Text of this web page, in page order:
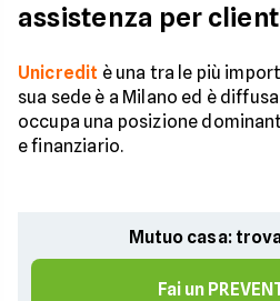
assistenza per
Unicredit è una tra le più
sua sede è a Milano ed è
occupa una posizione
e finanziario.
Mutuo casa:
Fai un